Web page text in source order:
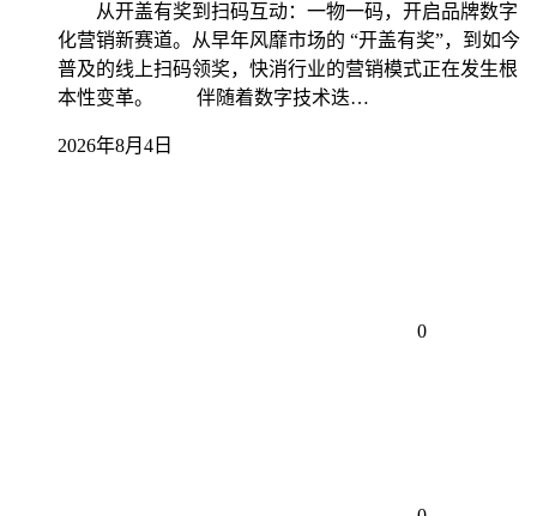
从开盖有奖到扫码互动：一物一码，开启品牌数字
化营销新赛道。从早年风靡市场的 “开盖有奖”，到如今
普及的线上扫码领奖，快消行业的营销模式正在发生根
本性变革。 伴随着数字技术迭…
2026年8月4日
0